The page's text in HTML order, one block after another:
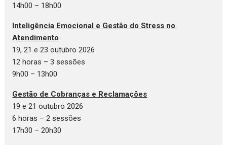
14h00 – 18h00
Inteligência Emocional e Gestão do Stress no
Atendimento
19, 21 e 23 outubro 2026
12 horas – 3 sessões
9h00 – 13h00
Gestão de Cobranças e Reclamações
19 e 21 outubro 2026
6 horas – 2 sessões
17h30 – 20h30